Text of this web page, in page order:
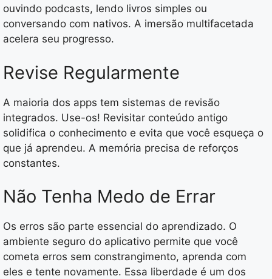
ouvindo podcasts, lendo livros simples ou
conversando com nativos. A imersão multifacetada
acelera seu progresso.
Revise Regularmente
A maioria dos apps tem sistemas de revisão
integrados. Use-os! Revisitar conteúdo antigo
solidifica o conhecimento e evita que você esqueça o
que já aprendeu. A memória precisa de reforços
constantes.
Não Tenha Medo de Errar
Os erros são parte essencial do aprendizado. O
ambiente seguro do aplicativo permite que você
cometa erros sem constrangimento, aprenda com
eles e tente novamente. Essa liberdade é um dos